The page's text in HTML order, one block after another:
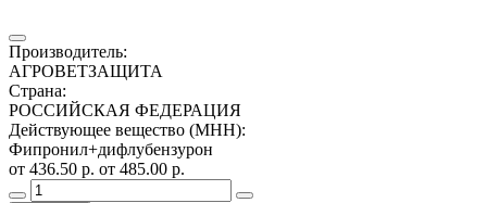
Производитель:
АГРОВЕТЗАЩИТА
Страна:
РОССИЙСКАЯ ФЕДЕРАЦИЯ
Действующее вещество (МНН):
Фипронил+дифлубензурон
от 436.50 р. от 485.00 р.